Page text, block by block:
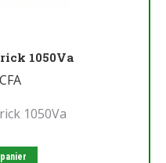
1050Va
CFA
1050Va